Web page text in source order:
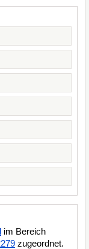
im Bereich
zugeordnet.